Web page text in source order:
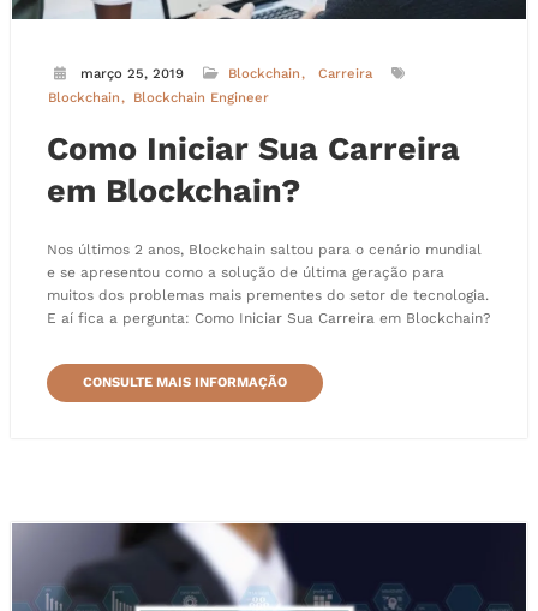
março 25, 2019 Blockchain
Carreira
Blockchain
Blockchain Engineer
Como Iniciar Sua Carreira
em Blockchain?
Nos últimos 2 anos, Blockchain saltou para o cenário mundial
e se apresentou como a solução de última geração para
muitos dos problemas mais prementes do setor de tecnologia.
E aí fica a pergunta: Como Iniciar Sua Carreira em Blockchain?
CONSULTE MAIS INFORMAÇÃO